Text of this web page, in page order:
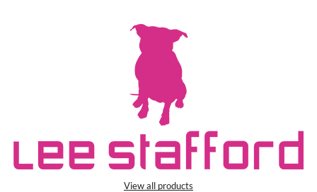
View all products